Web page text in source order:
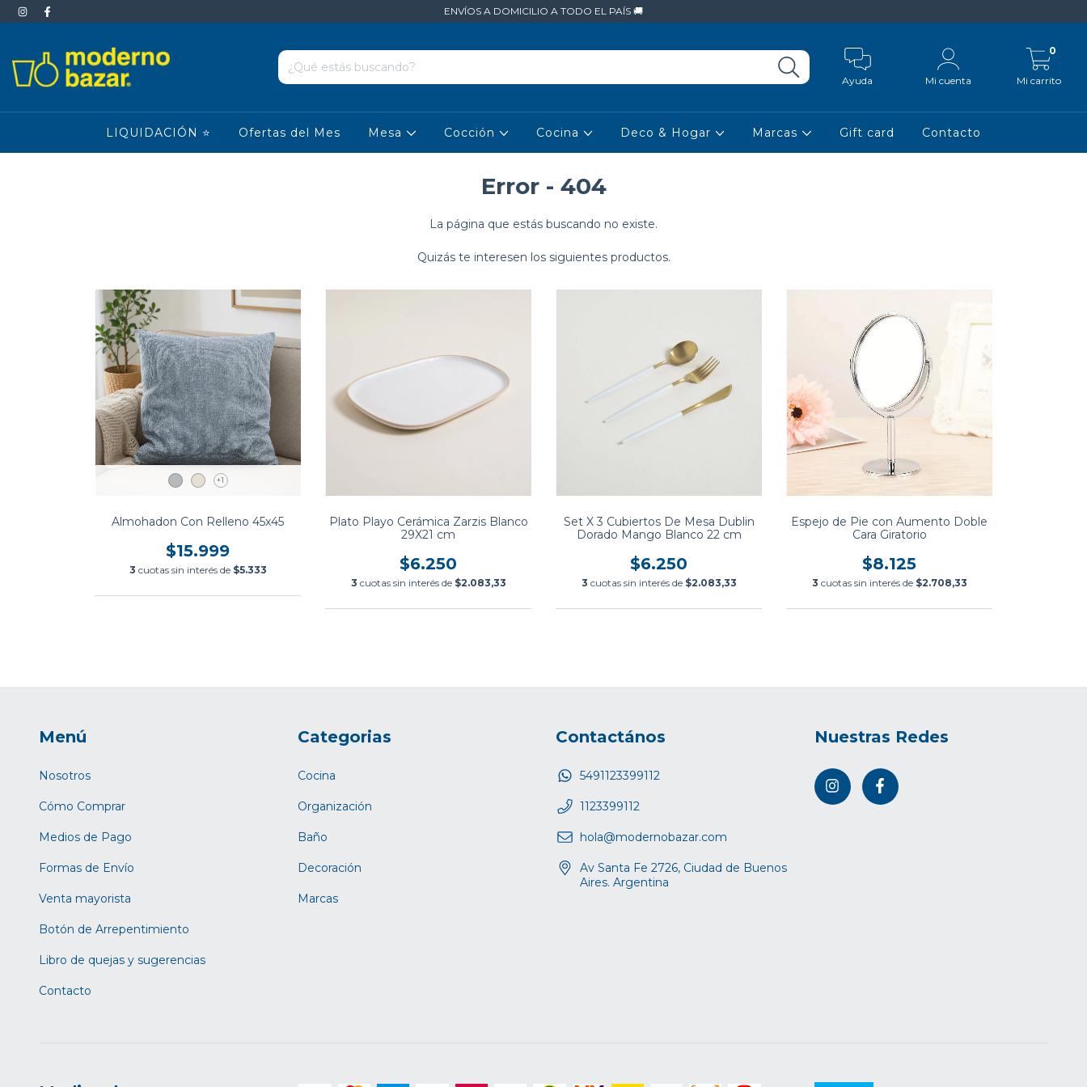
ENVÍOS A DOMICILIO A TODO EL PAÍS 🚚
Ayuda Mi cuenta Mi carrito
0
LIQUIDACIÓN ⭐ Ofertas del Mes Mesa Cocción Cocina Deco & Hogar Marcas Gift card Contacto
Error - 404
La página que estás buscando no existe.
Quizás te interesen los siguientes productos.
+1
Almohadon Con Relleno 45x45
$15.999
3 cuotas sin interés de $5.333
Plato Playo Cerámica Zarzis Blanco
29X21 cm
$6.250
3 cuotas sin interés de $2.083,33
Set X 3 Cubiertos De Mesa Dublin
Dorado Mango Blanco 22 cm
$6.250
3 cuotas sin interés de $2.083,33
Espejo de Pie con Aumento Doble
Cara Giratorio
$8.125
3 cuotas sin interés de $2.708,33
Menú
Nosotros
Cómo Comprar
Medios de Pago
Formas de Envío
Venta mayorista
Botón de Arrepentimiento
Libro de quejas y sugerencias
Contacto
Categorias
Cocina
Organización
Baño
Decoración
Marcas
Contactános
5491123399112
1123399112
hola@modernobazar.com
Av Santa Fe 2726, Ciudad de Buenos
Aires. Argentina
Nuestras Redes